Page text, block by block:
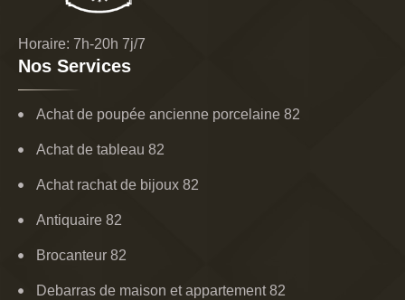
Horaire: 7h-20h 7j/7
Nos Services
Achat de poupée ancienne porcelaine 82
Achat de tableau 82
Achat rachat de bijoux 82
Antiquaire 82
Brocanteur 82
Debarras de maison et appartement 82